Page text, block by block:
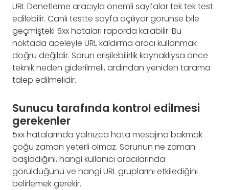
URL Denetleme aracıyla önemli sayfalar tek tek test
edilebilir. Canlı testte sayfa açılıyor görünse bile
geçmişteki 5xx hataları raporda kalabilir. Bu
noktada aceleyle URL kaldırma aracı kullanmak
doğru değildir. Sorun erişilebilirlik kaynaklıysa önce
teknik neden giderilmeli, ardından yeniden tarama
talep edilmelidir.
Sunucu tarafında kontrol edilmesi
gerekenler
5xx hatalarında yalnızca hata mesajına bakmak
çoğu zaman yeterli olmaz. Sorunun ne zaman
başladığını, hangi kullanıcı aracılarında
görüldüğünü ve hangi URL gruplarını etkilediğini
belirlemek gerekir.